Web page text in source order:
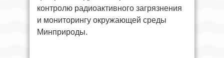
контролю радиоактивного загрязнения
и мониторингу окружающей среды
Минприроды.